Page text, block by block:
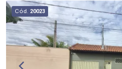
Cód. 20023